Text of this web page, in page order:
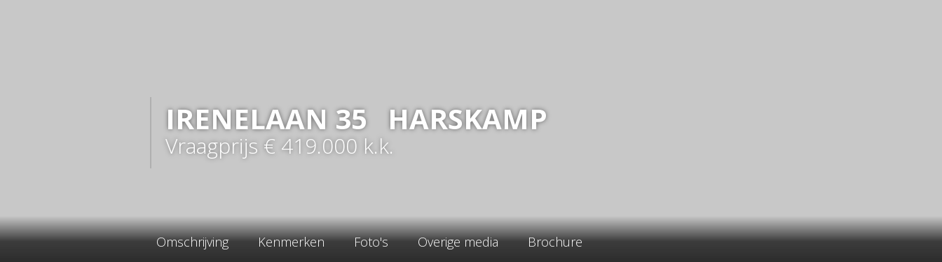
IRENELAAN 35 HARSKAMP
Vraagprijs € 419.000 k.k.
Omschrijving Kenmerken Foto's Overige media Brochure